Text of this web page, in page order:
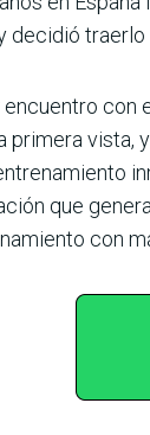
deci­dió traerlo
encuentro con
primera vista,
que
con